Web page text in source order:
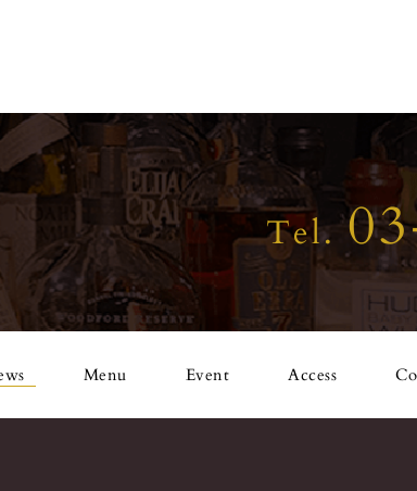
Tel.
Menu Event Access